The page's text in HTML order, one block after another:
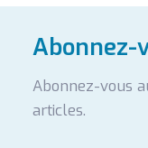
Abonnez-vous
articles.